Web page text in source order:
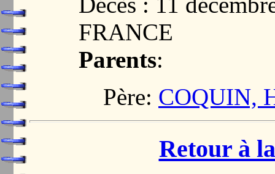
FRANCE
Parents:
Père: COQUIN,
Retour à